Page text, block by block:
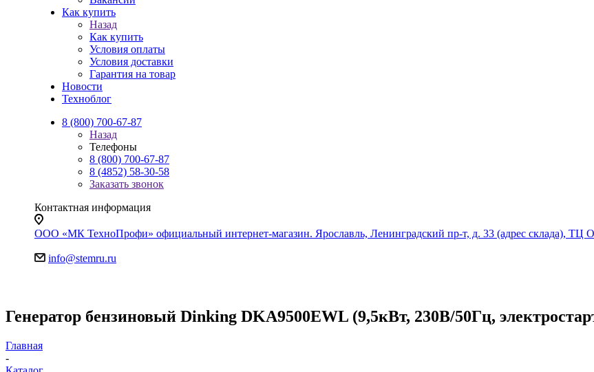
Как купить
Назад
Как купить
Условия оплаты
Условия доставки
Гарантия на товар
Новости
Техноблог
8 (800) 700-67-87
Назад
Телефоны
8 (800) 700-67-87
8 (4852) 58-30-58
Заказать звонок
Контактная информация
ООО «МК ТехноПрофи» официальный интернет-магазин. Ярославль, Ленинградский пр-т, д. 33 (адрес склада), ТЦ
info@stemru.ru
Генератор бензиновый Dinking DKA9500EWL (9,5кВт, 230В/50Гц,
Главная
-